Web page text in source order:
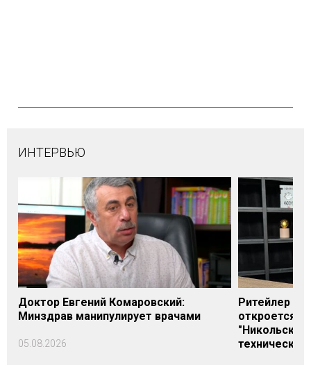
ИНТЕРВЬЮ
Доктор Евгений Комаровский:
Минздрав манипулирует врачами
05.08.2026
Ритейлер
откроется
технических